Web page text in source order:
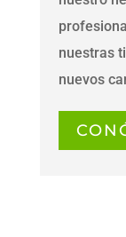
nuestras
nuevos